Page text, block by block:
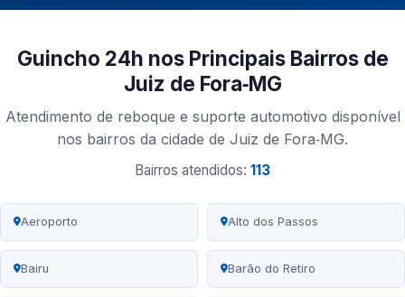
Guincho 24h nos Principais Bairros de
Juiz de Fora‑MG
Atendimento de reboque e suporte automotivo disponível
nos bairros da cidade de Juiz de Fora‑MG.
Bairros atendidos: 113
Aeroporto Alto dos Passos
Bairu Barão do Retiro